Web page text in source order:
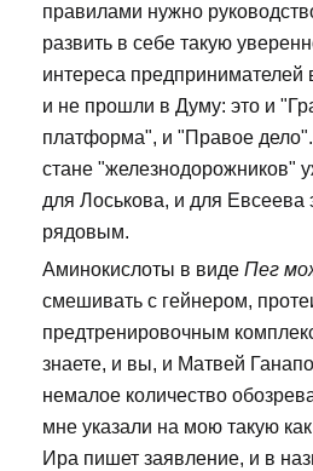
правилами нужно
развить в себе такую
интереса предпринимателей
и не прошли в Думу: это и
платформа", и "Правое
стане "железнодорожников"
для Лоськова, и для Евсеева
рядовым.
Аминокислоты в виде Пег
смешивать с гейнером,
предтренировочным
знаете, и вы, и Матвей
немалое количество
мне указали на мою такую
Ира пишет заявление, и в